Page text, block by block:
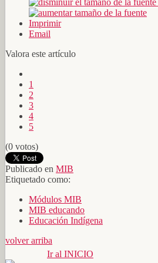
Imprimir
Email
Valora este artículo
1
2
3
4
5
(0 votos)
Publicado en MIB
Etiquetado como:
Módulos MIB
MIB educando
Educación Indígena
volver arriba
Ir al INICIO